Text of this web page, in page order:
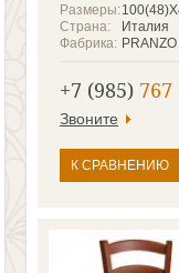
Размеры:
Италия
Страна:
PRANZO
Фабрика:
+7 (985) 767
Звоните
К СРАВНЕНИЮ